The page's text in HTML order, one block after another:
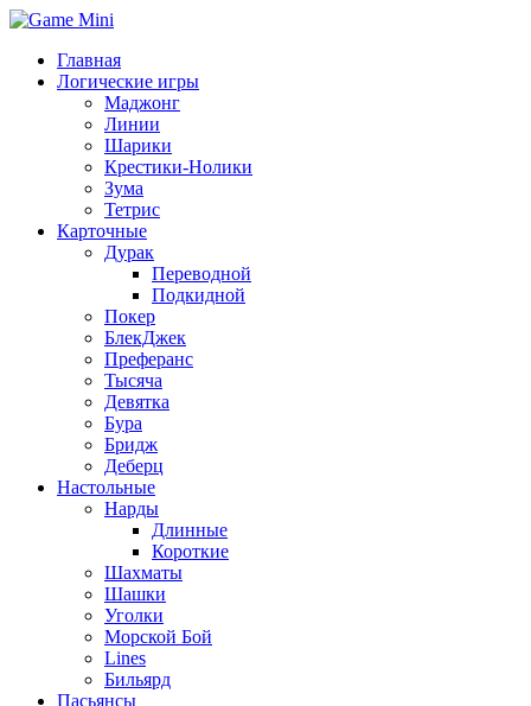
Главная
Логические игры
Маджонг
Линии
Шарики
Крестики-Нолики
Зума
Тетрис
Карточные
Дурак
Переводной
Подкидной
Покер
БлекДжек
Преферанс
Тысяча
Девятка
Бура
Бридж
Деберц
Настольные
Нарды
Длинные
Короткие
Шахматы
Шашки
Уголки
Морской Бой
Lines
Бильярд
Пасьянсы